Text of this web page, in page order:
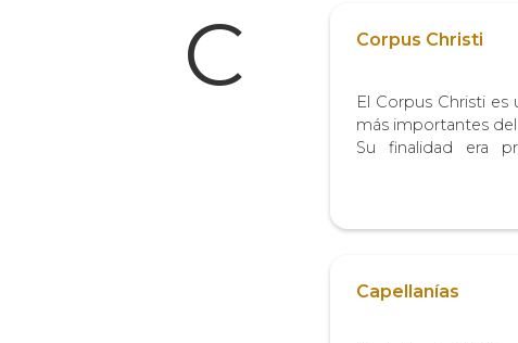
C Corpus Christi
El Corpus Christi es
más importantes
Su finalidad era
Esta manifestación
Capellanías